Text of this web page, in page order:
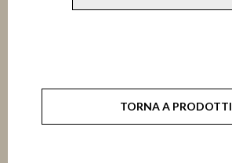
TORNA A PRODOTTI